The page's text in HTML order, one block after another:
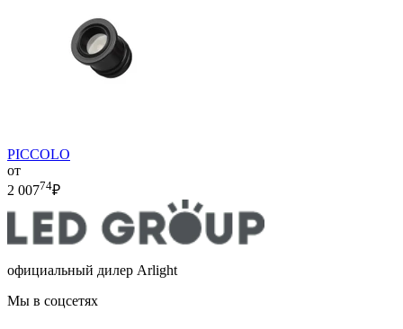
PICCOLO
от
2 00774₽
официальный дилер Arlight
Мы в соцсетях